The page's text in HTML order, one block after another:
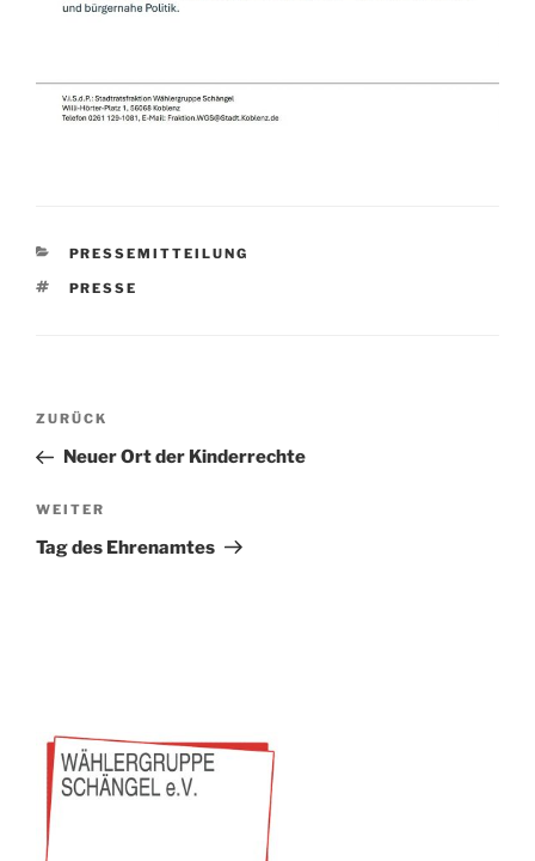
KATEGORIEN
PRESSEMITTEILUNG
SCHLAGWÖRTER
PRESSE
Beitragsnavigation
Vorheriger
Beitrag
ZURÜCK
Neuer Ort der Kinderrechte
Nächster
Beitrag
WEITER
Tag des Ehrenamtes